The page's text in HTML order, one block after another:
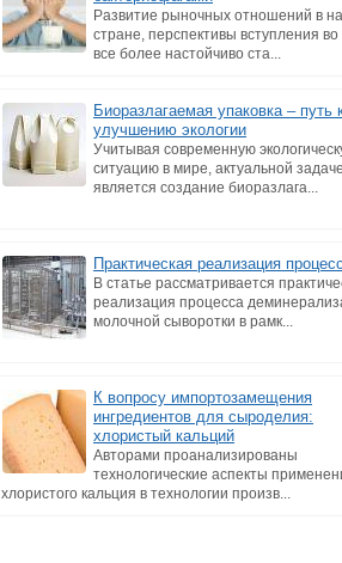
Развитие рыночных отношений в
стране, перспективы вступления
все более настойчиво ста...
Биоразлагаемая упаковка – путь
улучшению экологии
Учитывая современную
ситуацию в мире, актуальной
является создание биоразлага...
Практическая реализация
В статье рассматривается
реализация процесса
молочной сыворотки в рамк...
К вопросу импортозамещения
ингредиентов для сыроделия:
хлористый кальций
Авторами проанализированы
технологические аспекты
хлористого кальция в технологии произв...